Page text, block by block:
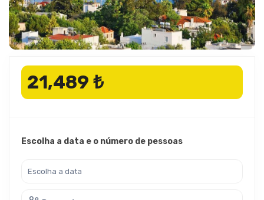
21,489 ₺
Escolha a data e o número de pessoas